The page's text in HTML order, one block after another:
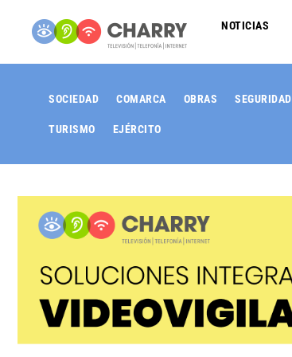
NOTICIAS
SOCIEDAD COMARCA OBRAS SEGURIDAD
TURISMO EJÉRCITO